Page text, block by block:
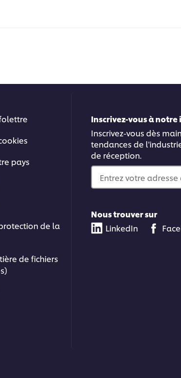
pays
de la
de fichiers
Inscrivez-vous à
Inscrivez-vous dès
tendances de
de réception.
Entrez votre
Nous trouver sur
LinkedIn